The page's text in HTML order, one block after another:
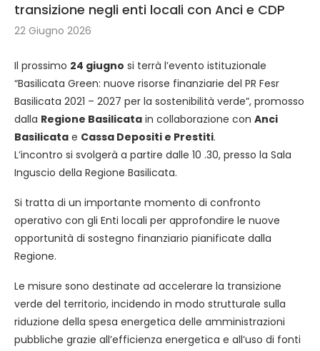
transizione negli enti locali con Anci e CDP
22 Giugno 2026
Il prossimo 24 giugno si terrà l’evento istituzionale
“Basilicata Green: nuove risorse finanziarie del PR Fesr
Basilicata 2021 – 2027 per la sostenibilità verde”, promosso
dalla Regione Basilicata in collaborazione con Anci
Basilicata e Cassa Depositi e Prestiti.
L’incontro si svolgerà a partire dalle 10 .30, presso la Sala
Inguscio della Regione Basilicata.
Si tratta di un importante momento di confronto
operativo con gli Enti locali per approfondire le nuove
opportunità di sostegno finanziario pianificate dalla
Regione.
Le misure sono destinate ad accelerare la transizione
verde del territorio, incidendo in modo strutturale sulla
riduzione della spesa energetica delle amministrazioni
pubbliche grazie all’efficienza energetica e all’uso di fonti